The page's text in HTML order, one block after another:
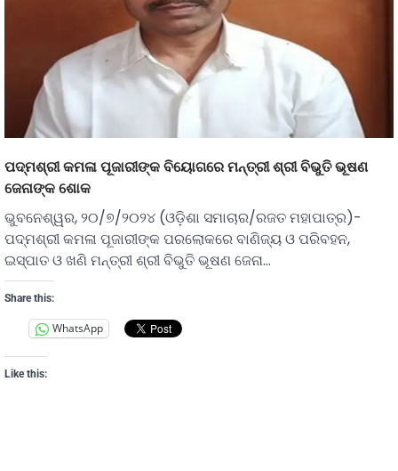
ପଦ୍ମଶ୍ରୀ କମଳା ପୂଜାରୀଙ୍କ ବିୟୋଗରେ ମନ୍ତ୍ରୀ ଶ୍ରୀ ବିଭୁତି ଭୂଷଣ
ଜେନାଙ୍କ ଶୋକ
ଭୁବନେଶ୍ୱର, ୨୦/୭/୨୦୨୪ (ଓଡ଼ିଶା ସମାଚାର/ରଜତ ମହାପାତ୍ର)-
ପଦ୍ମଶ୍ରୀ କମଳା ପୂଜାରୀଙ୍କ ପରଲୋକରେ ବାଣିଜ୍ୟ ଓ ପରିବହନ,
ଇସ୍ପାତ ଓ ଖଣି ମନ୍ତ୍ରୀ ଶ୍ରୀ ବିଭୁତି ଭୂଷଣ ଜେନା…
Share this:
WhatsApp
Like this: